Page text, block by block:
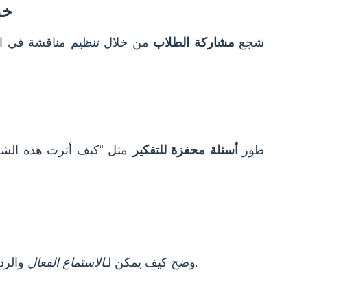
شجع مشاركة الطلاب من خلال تنظيم مناقشة في
طورأسئلة محفزة للتفكير مثل “كيف أثرت هذه
وضح كيف يمكن لـالاستماع الفعال ويحسن مهارات التواصل.